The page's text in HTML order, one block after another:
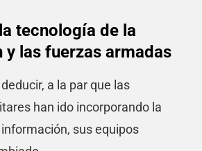
tecnología de la
las fuerzas armadas
a la par que las
han ido incorporando la
sus equipos